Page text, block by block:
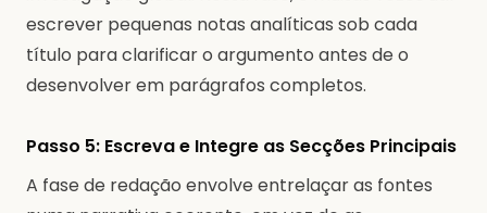
escrever pequenas notas analíticas sob cada
título para clarificar o argumento antes de o
desenvolver em parágrafos completos.
Passo 5: Escreva e Integre as Secções Principais
A fase de redação envolve entrelaçar as fontes